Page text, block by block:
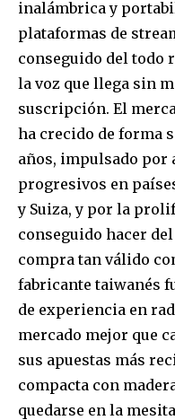
inalámbrica y
plataformas de
conseguido del todo
la voz que llega sin
suscripción. El
ha crecido de forma
años, impulsado por
progresivos en
y Suiza, y por la
conseguido hacer
compra tan válido
fabricante taiwanés
de experiencia en
mercado mejor que
sus apuestas más
compacta con
quedarse en la